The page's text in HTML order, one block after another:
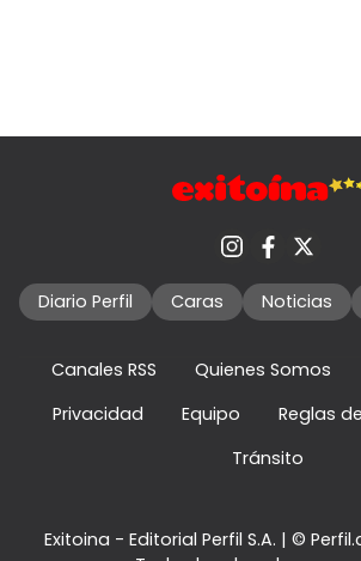
Diario Perfil Caras Noticias
Canales RSS Quienes Somos
Privacidad
Equipo
Reglas
Tránsito
Exitoina - Editorial Perfil S.A. | ©